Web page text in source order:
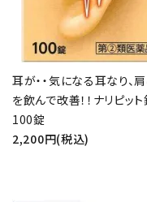
耳が・・気になる耳なり、
を飲んで改善！！ナリピット
100錠
2,200円(税込)